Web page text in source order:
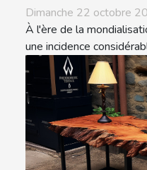
Dimanche 22 octobre
À l'ère de la
une incidence